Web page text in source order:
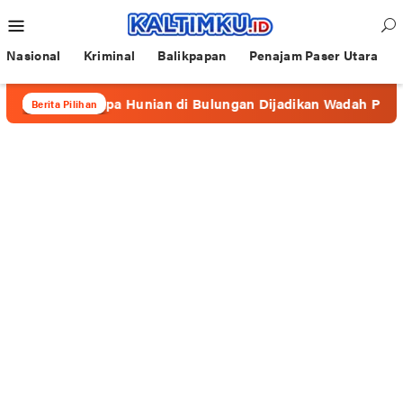
ke
kontenMobile
Nasional Kriminal Balikpapan Penajam Paser Utara
Berita Pilihan
Hunian di Bulungan Dijadikan Wadah Prostitusi